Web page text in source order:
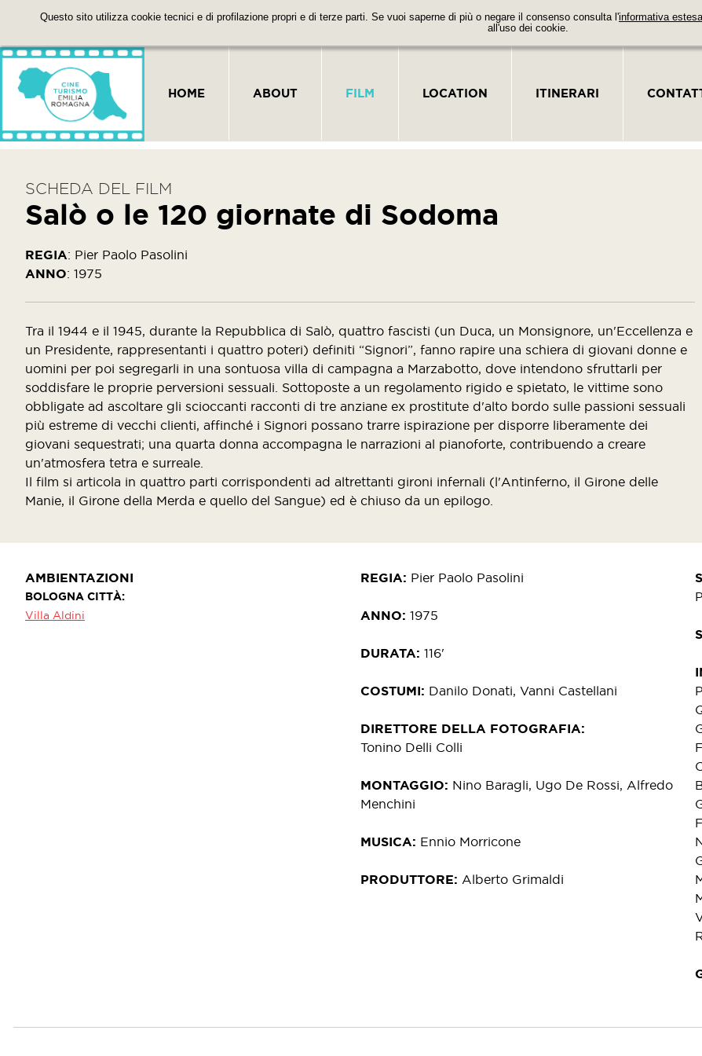
Questo sito utilizza cookie tecnici e di profilazione propri e di terze parti. Se vuoi saperne di più o negare il consenso consulta l'informativa estesa
all'uso dei cookie.
HOME ABOUT FILM LOCATION ITINERARI
SCHEDA DEL FILM
Salò o le 120 giornate di Sodoma
REGIA: Pier Paolo Pasolini
ANNO: 1975
Tra il 1944 e il 1945, durante la Repubblica di Salò, quattro fascisti (un Duca, un Monsignore, un'Eccellenza e
un Presidente, rappresentanti i quattro poteri) definiti “Signori”, fanno rapire una schiera di giovani donne e
uomini per poi segregarli in una sontuosa villa di campagna a Marzabotto, dove intendono sfruttarli per
soddisfare le proprie perversioni sessuali. Sottoposte a un regolamento rigido e spietato, le vittime sono
obbligate ad ascoltare gli scioccanti racconti di tre anziane ex prostitute d'alto bordo sulle passioni sessuali
più estreme di vecchi clienti, affinché i Signori possano trarre ispirazione per disporre liberamente dei
giovani sequestrati; una quarta donna accompagna le narrazioni al pianoforte, contribuendo a creare
un'atmosfera tetra e surreale.
Il film si articola in quattro parti corrispondenti ad altrettanti gironi infernali (l'Antinferno, il Girone delle
Manie, il Girone della Merda e quello del Sangue) ed è chiuso da un epilogo.
AMBIENTAZIONI
BOLOGNA CITTÀ
Villa Aldini
REGIA Pier Paolo Pasolini
ANNO 1975
DURATA 116'
COSTUMI Danilo Donati, Vanni Castellani
DIRETTORE DELLA FOTOGRAFIA
Tonino Delli Colli
MONTAGGIO
Nino Baragli, Ugo De Rossi, Alfredo
Menchini
MUSICA Ennio Morricone
PRODUTTORE Alberto Grimaldi